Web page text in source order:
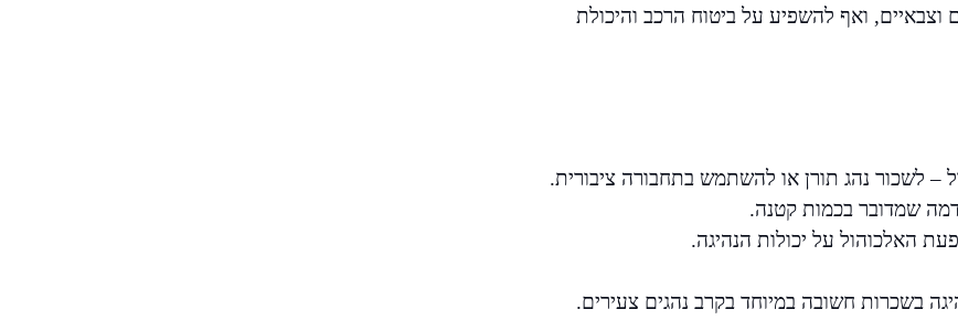
וצבאיים, ואף להשפיע על ביטוח הרכב והיכולת
– לשכור נהג תורן או להשתמש בתחבורה ציבורית.
שמדובר בכמות קטנה.
האלכוהול על יכולות הנהיגה.
בשכרות חשובה במיוחד בקרב נהגים צעירים.